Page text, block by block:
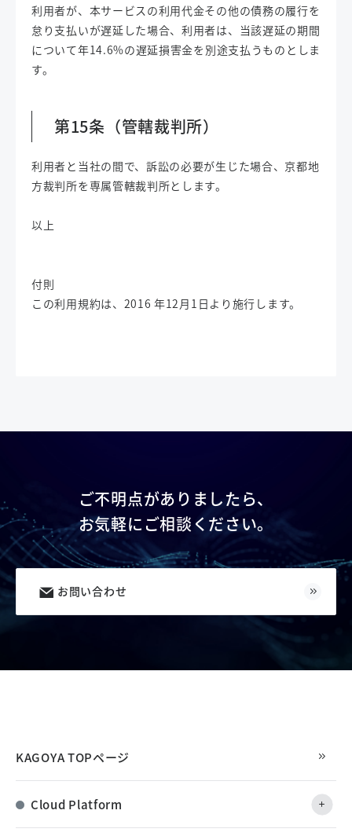
利用者が、本サービスの利用代金その他の債務の履行を
怠り支払いが遅延した場合、利用者は、当該遅延の期間
について年14.6%の遅延損害金を別途支払うものとしま
す。
第15条（管轄裁判所）
利用者と当社の間で、訴訟の必要が生じた場合、京都地
方裁判所を専属管轄裁判所とします。
以上
付則
この利用規約は、2016 年12月1日より施行します。
ご不明点がありましたら、
お気軽にご相談ください。
お問い合わせ
KAGOYA TOPページ
Cloud Platform